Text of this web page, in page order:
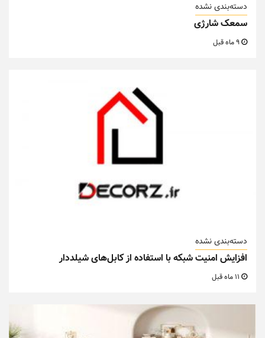
دسته‌بندی نشده
سمعک شارژی
دسته‌بندی نشده
افزایش امنیت شبکه با استفاده از کابل‌های شیلددار